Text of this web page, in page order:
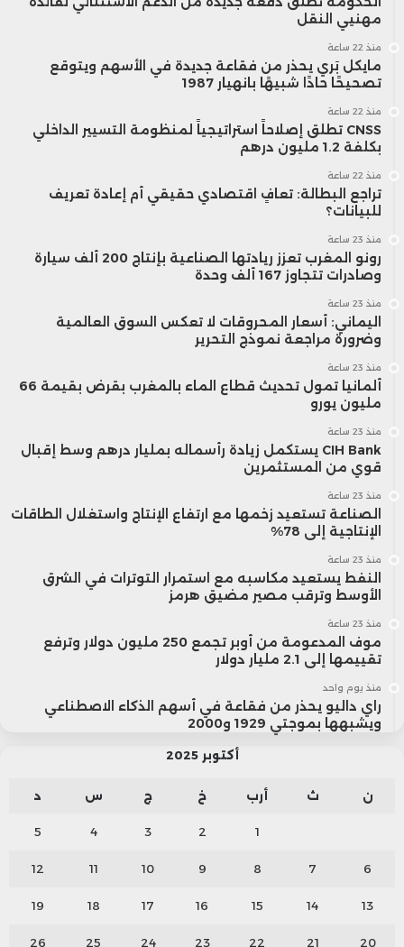
مهنيي النقل
منذ 22 ساعة
مايكل بَري يحذر من فقاعة جديدة في الأسهم ويتوقع
تصحيحًا حادًا شبيهًا بانهيار 1987
منذ 22 ساعة
CNSS تطلق إصلاحاً استراتيجياً لمنظومة التسيير الداخلي
بكلفة 1.2 مليون درهم
منذ 22 ساعة
تراجع البطالة: تعافٍ اقتصادي حقيقي أم إعادة تعريف
للبيانات؟
منذ 23 ساعة
رونو المغرب تعزز ريادتها الصناعية بإنتاج 200 ألف سيارة
وصادرات تتجاوز 167 ألف وحدة
منذ 23 ساعة
اليماني: أسعار المحروقات لا تعكس السوق العالمية
وضرورة مراجعة نموذج التحرير
منذ 23 ساعة
ألمانيا تمول تحديث قطاع الماء بالمغرب بقرض بقيمة 66
مليون يورو
منذ 23 ساعة
CIH Bank يستكمل زيادة رأسماله بمليار درهم وسط إقبال
قوي من المستثمرين
منذ 23 ساعة
الصناعة تستعيد زخمها مع ارتفاع الإنتاج واستغلال الطاقات
الإنتاجية إلى 78%
منذ 23 ساعة
النفط يستعيد مكاسبه مع استمرار التوترات في الشرق
الأوسط وترقب مصير مضيق هرمز
منذ 23 ساعة
موف المدعومة من أوبر تجمع 250 مليون دولار وترفع
تقييمها إلى 2.1 مليار دولار
منذ يوم واحد
راي داليو يحذر من فقاعة في أسهم الذكاء الاصطناعي
ويشبهها بموجتي 1929 و2000
أكتوبر 2025
ن ث أرب خ ج س د
1
2
3
4
5
6
7
8
9
10
11
12
13
14
15
16
17
18
19
20
21
22
23
24
25
26